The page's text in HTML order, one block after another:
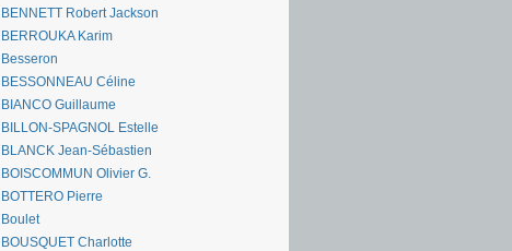
BENNETT Robert Jackson
BERROUKA Karim
Besseron
BESSONNEAU Céline
BIANCO Guillaume
BILLON-SPAGNOL Estelle
BLANCK Jean-Sébastien
BOISCOMMUN Olivier G.
BOTTERO Pierre
Boulet
BOUSQUET Charlotte